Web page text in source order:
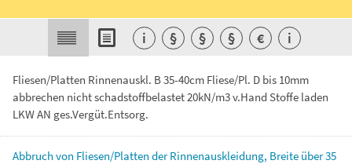
Fliesen/Platten Rinnenauskl. B 35-40cm Fliese/Pl. D bis 10mm
abbrechen nicht schadstoffbelastet 20kN/m3 v.Hand Stoffe laden
LKW AN ges.Vergüt.Entsorg.
Abbruch von Fliesen/Platten derRinnenauskleidung, Breite über35
i § § § € i